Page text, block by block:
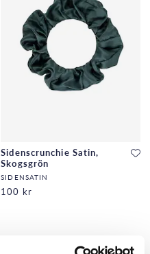
Sidenscrunchie Satin,
Skogsgrön
SIDENSATIN
100 kr